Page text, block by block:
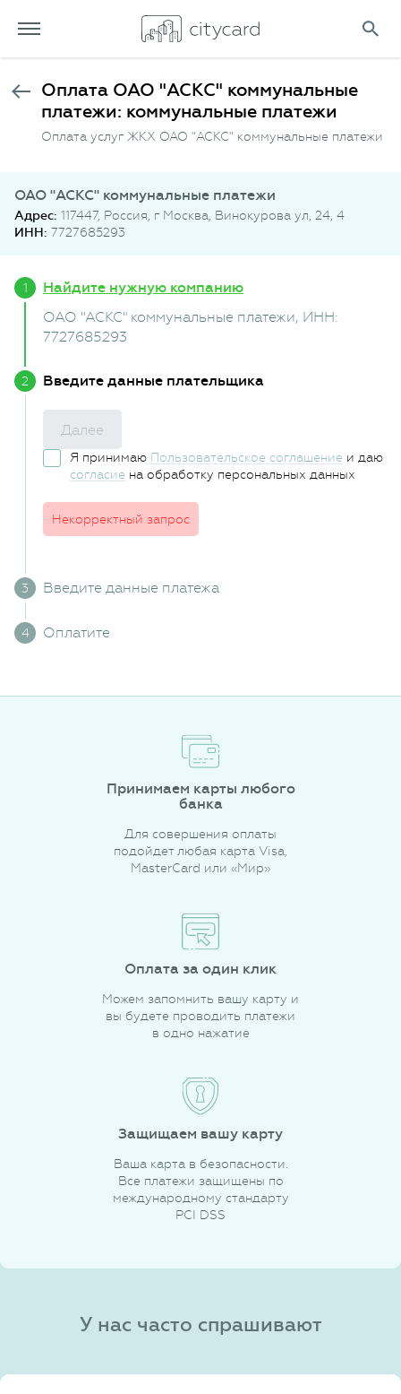
Оплата ОАО "АСКС" коммунальные
платежи: коммунальные платежи
Оплата услуг ЖКХ ОАО "АСКС" коммунальные платежи
ОАО "АСКС" коммунальные платежи
Адрес: 117447, Россия, г Москва, Винокурова ул, 24, 4
ИНН: 7727685293
Найдите нужную компанию
ОАО "АСКС" коммунальные платежи, ИНН:
7727685293
Введите данные плательщика
Далее
Я принимаю Пользовательское соглашение и даю
согласие на обработку персональных данных
Некорректный запрос
Введите данные платежа
Оплатите
Принимаем карты любого
банка
Для совершения оплаты
подойдет любая карта Visa,
MasterCard или «Мир»
Оплата за один клик
Можем запомнить вашу карту и
вы будете проводить платежи
в одно нажатие
Защищаем вашу карту
Ваша карта в безопасности.
Все платежи защищены по
международному стандарту
PCI DSS
У нас часто спрашивают